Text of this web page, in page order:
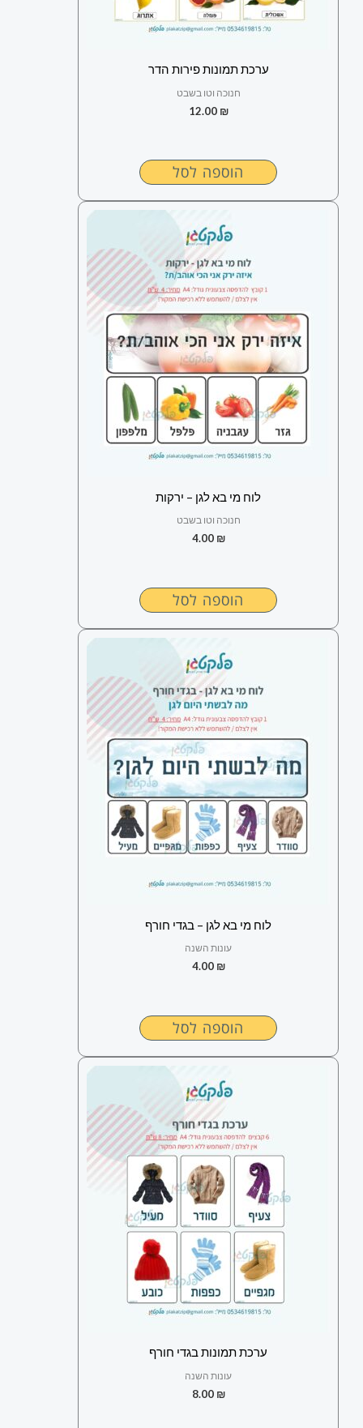
ערכת תמונות פירות הדר
חנוכה וטו בשבט
12.00 ₪
הוספה לסל
לוח מי בא לגן – ירקות
חנוכה וטו בשבט
4.00 ₪
הוספה לסל
לוח מי בא לגן – בגדי חורף
עונות השנה
4.00 ₪
הוספה לסל
ערכת תמונות בגדי חורף
עונות השנה
8.00 ₪